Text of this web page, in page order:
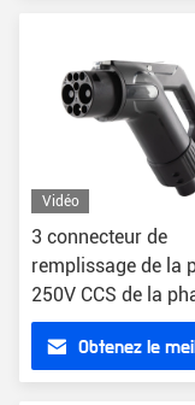
Vidéo
3 connecteur de
remplissage de la
250V CCS de la
EV pour le
rapideObtenez le